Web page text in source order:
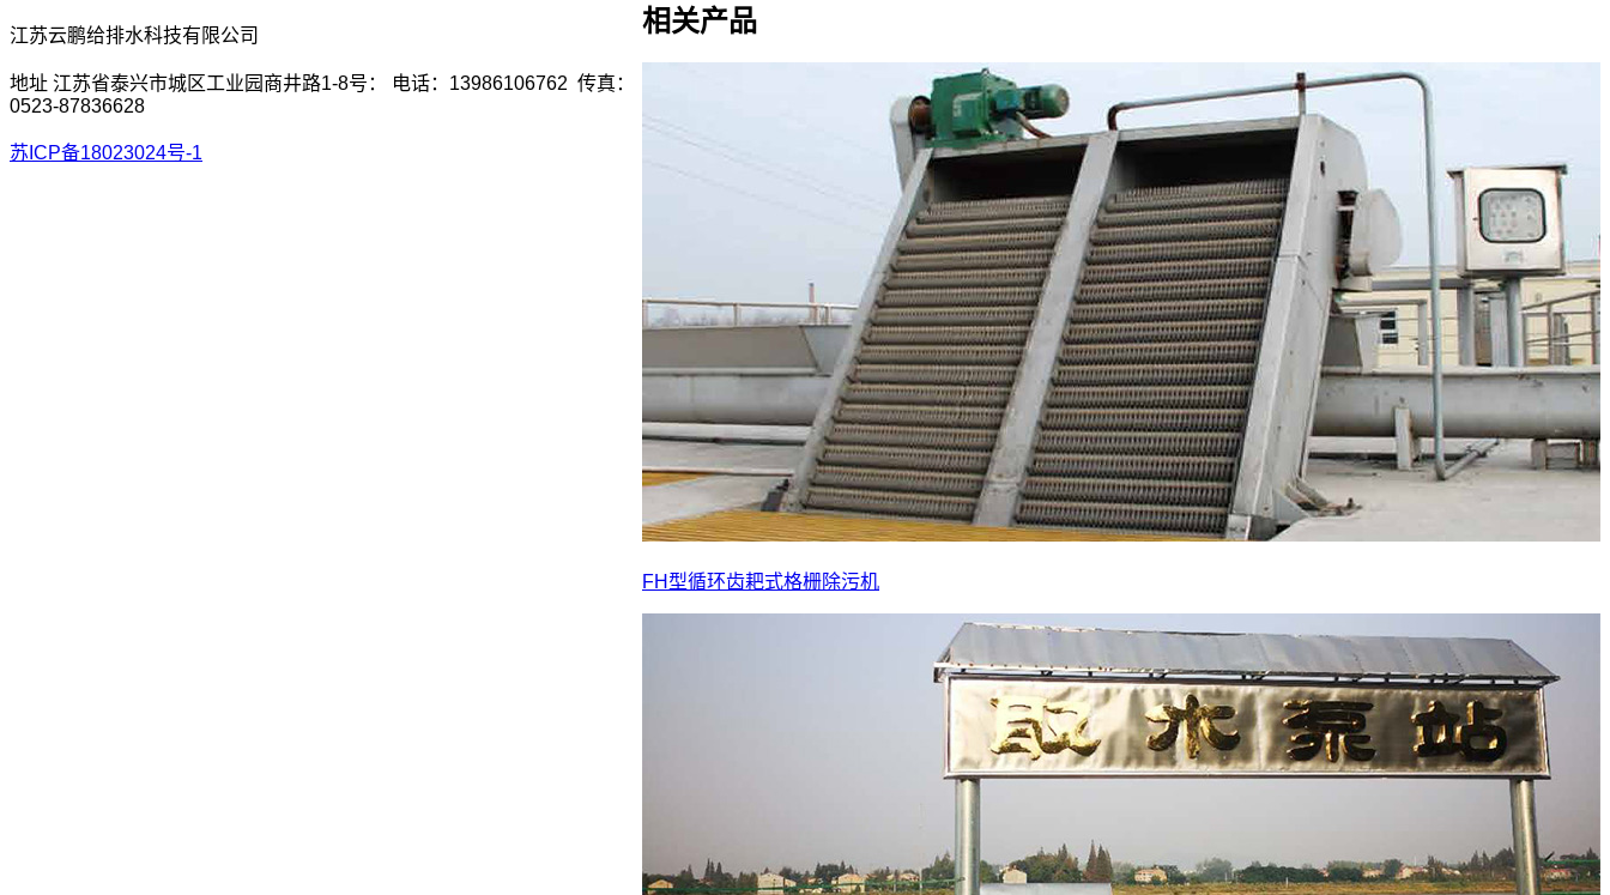
相关产品
FH型循环齿耙式格栅除污机
江苏云鹏给排水科技有限公司
地址 江苏省泰兴市城区工业园商井路1-8号： 电话：13986106762 传真：
0523-87836628
苏ICP备18023024号-1